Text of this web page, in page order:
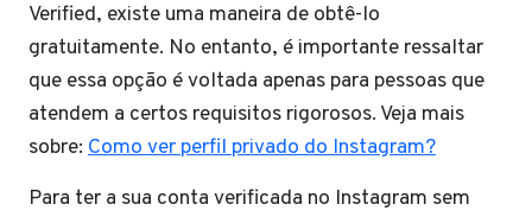
Verified, existe uma maneira de obtê-lo
gratuitamente. No entanto, é importante ressaltar
que essa opção é voltada apenas para pessoas que
atendem a certos requisitos rigorosos. Veja mais
sobre: Como ver perfil privado do Instagram?
Para ter a sua conta verificada no Instagram sem